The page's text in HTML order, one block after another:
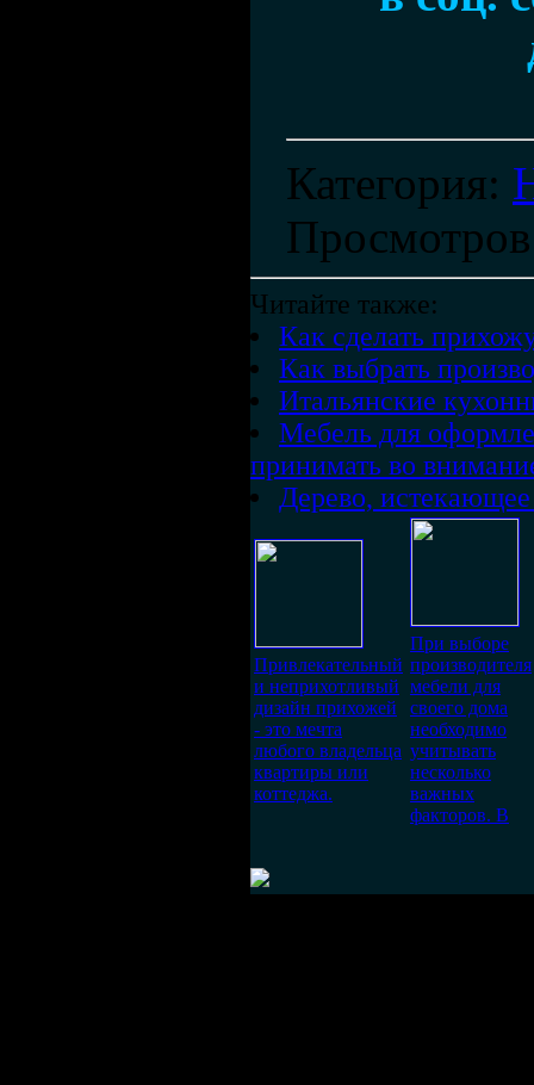
Категория:
Просмотров
Читайте также:
Как сделать
Как выбрать
Итальянские
Мебель для
принимать во
Дерево,
Привлекательный
и неприхотливый
дизайн прихожей
- это мечта
любого владельца
квартиры или
коттеджа.
При выборе
производителя
мебели для
своего дома
необходимо
учитывать
несколько
важных
факторов. В